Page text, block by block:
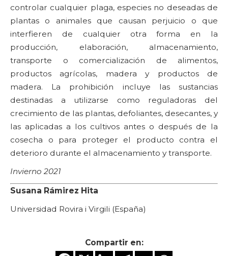
controlar cualquier plaga, especies no deseadas de
plantas o animales que causan perjuicio o que
interfieren de cualquier otra forma en la
producción, elaboración, almacenamiento,
transporte o comercialización de alimentos,
productos agrícolas, madera y productos de
madera. La prohibición incluye las sustancias
destinadas a utilizarse como reguladoras del
crecimiento de las plantas, defoliantes, desecantes, y
las aplicadas a los cultivos antes o después de la
cosecha o para proteger el producto contra el
deterioro durante el almacenamiento y transporte.
Invierno 2021
Susana Rámirez Hita
Universidad Rovira i Virgili (España)
Compartir en: